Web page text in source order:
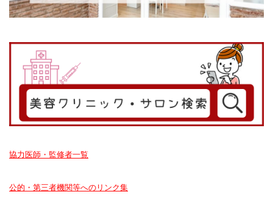
協力医師・監修者一覧
公的・第三者機関等へのリンク集